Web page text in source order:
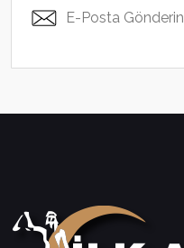
E-Posta Gönderin